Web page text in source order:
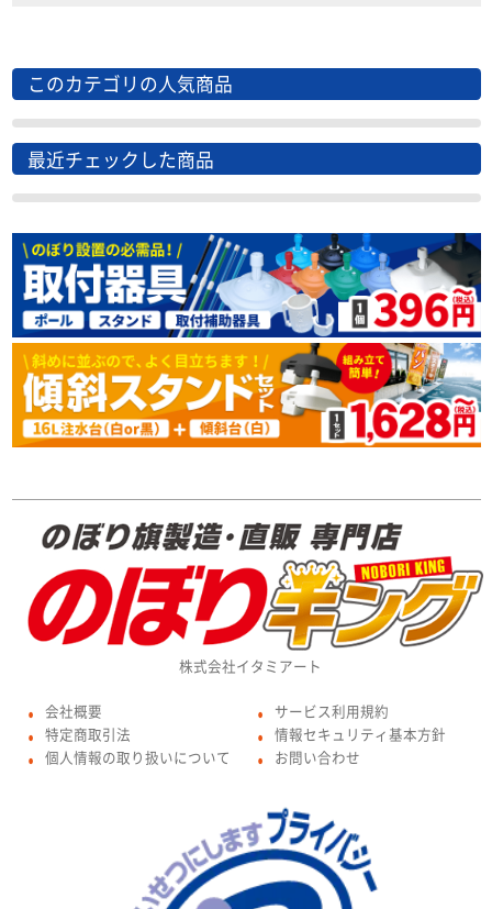
このカテゴリの人気商品
最近チェックした商品
株式会社イタミアート
● 会社概要
● 特定商取引法
● 個人情報の取り扱いについて
● サービス利用規約
● 情報セキュリティ基本方針
● お問い合わせ